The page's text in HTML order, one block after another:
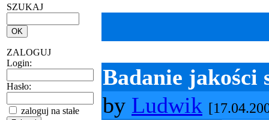
SZUKAJ
ZALOGUJ
Login:
Hasło:
zaloguj na stałe
Badanie jakości
by Ludwik